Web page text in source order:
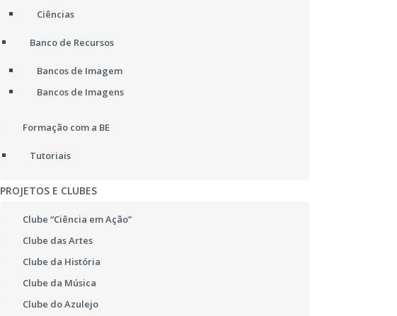
Ciências
Banco de Recursos
Bancos de Imagem
Bancos de Imagens
Formação com a BE
Tutoriais
PROJETOS E CLUBES
Clube “Ciência em Ação”
Clube das Artes
Clube da História
Clube da Música
Clube do Azulejo